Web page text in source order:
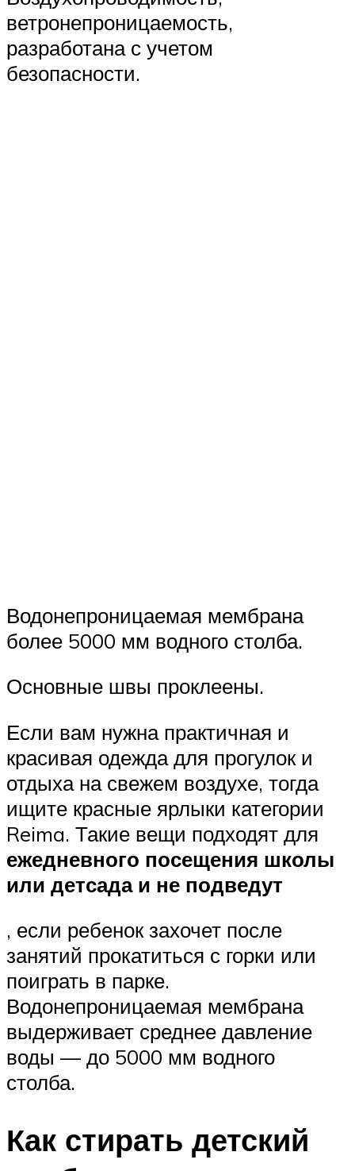
ветронепроницаемость,
разработана с учетом
безопасности.
Водонепроницаемая мембрана
более 5000 мм водного столба.
Основные швы проклеены.
Если вам нужна практичная и
красивая одежда для прогулок и
отдыха на свежем воздухе, тогда
ищите красные ярлыки категории
Reima. Такие вещи подходят для
ежедневного посещения школы
или детсада и не подведут
, если ребенок захочет после
занятий прокатиться с горки или
поиграть в парке.
Водонепроницаемая мембрана
выдерживает среднее давление
воды — до 5000 мм водного
столба.
Как стирать детский